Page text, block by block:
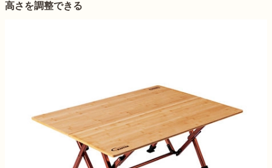
高さを調整できる